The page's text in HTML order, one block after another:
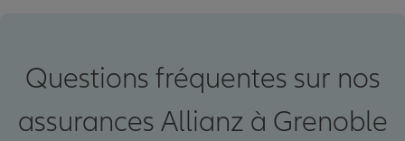
Questions fréquentes sur nos
assurances Allianz à Grenoble